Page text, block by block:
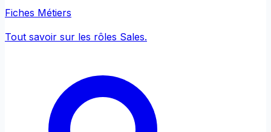
Fiches Métiers
Tout savoir sur les rôles Sales.